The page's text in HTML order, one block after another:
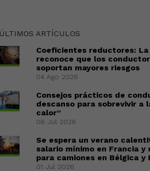
ARTÍCULOS
Coeficientes reductores:
reconoce que los
soportan mayores riesgos
04 Ago 2026
Consejos prácticos de
descanso para sobrevivir a
calor”
08 Jul 2026
Se espera un verano
salario mínimo en Francia y
para camiones en Bélgica y
01 Jul 2026